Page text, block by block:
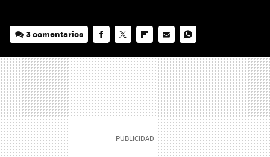
3 comentarios
MAIL